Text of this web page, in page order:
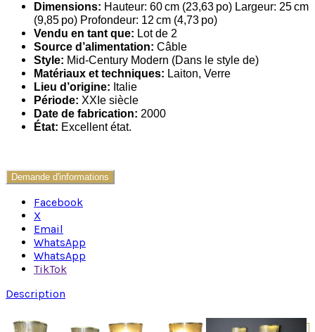
Dimensions: Hauteur: 60 cm (23,63 po) Largeur: 25 cm
(9,85 po) Profondeur: 12 cm (4,73 po)
Vendu en tant que: Lot de 2
Source d’alimentation: Câble
Style: Mid-Century Modern (Dans le style de)
Matériaux et techniques: Laiton, Verre
Lieu d’origine: Italie
Période: XXIe siècle
Date de fabrication: 2000
État: Excellent état.
Demande d'informations
Facebook
X
Email
WhatsApp
WhatsApp
TikTok
Description